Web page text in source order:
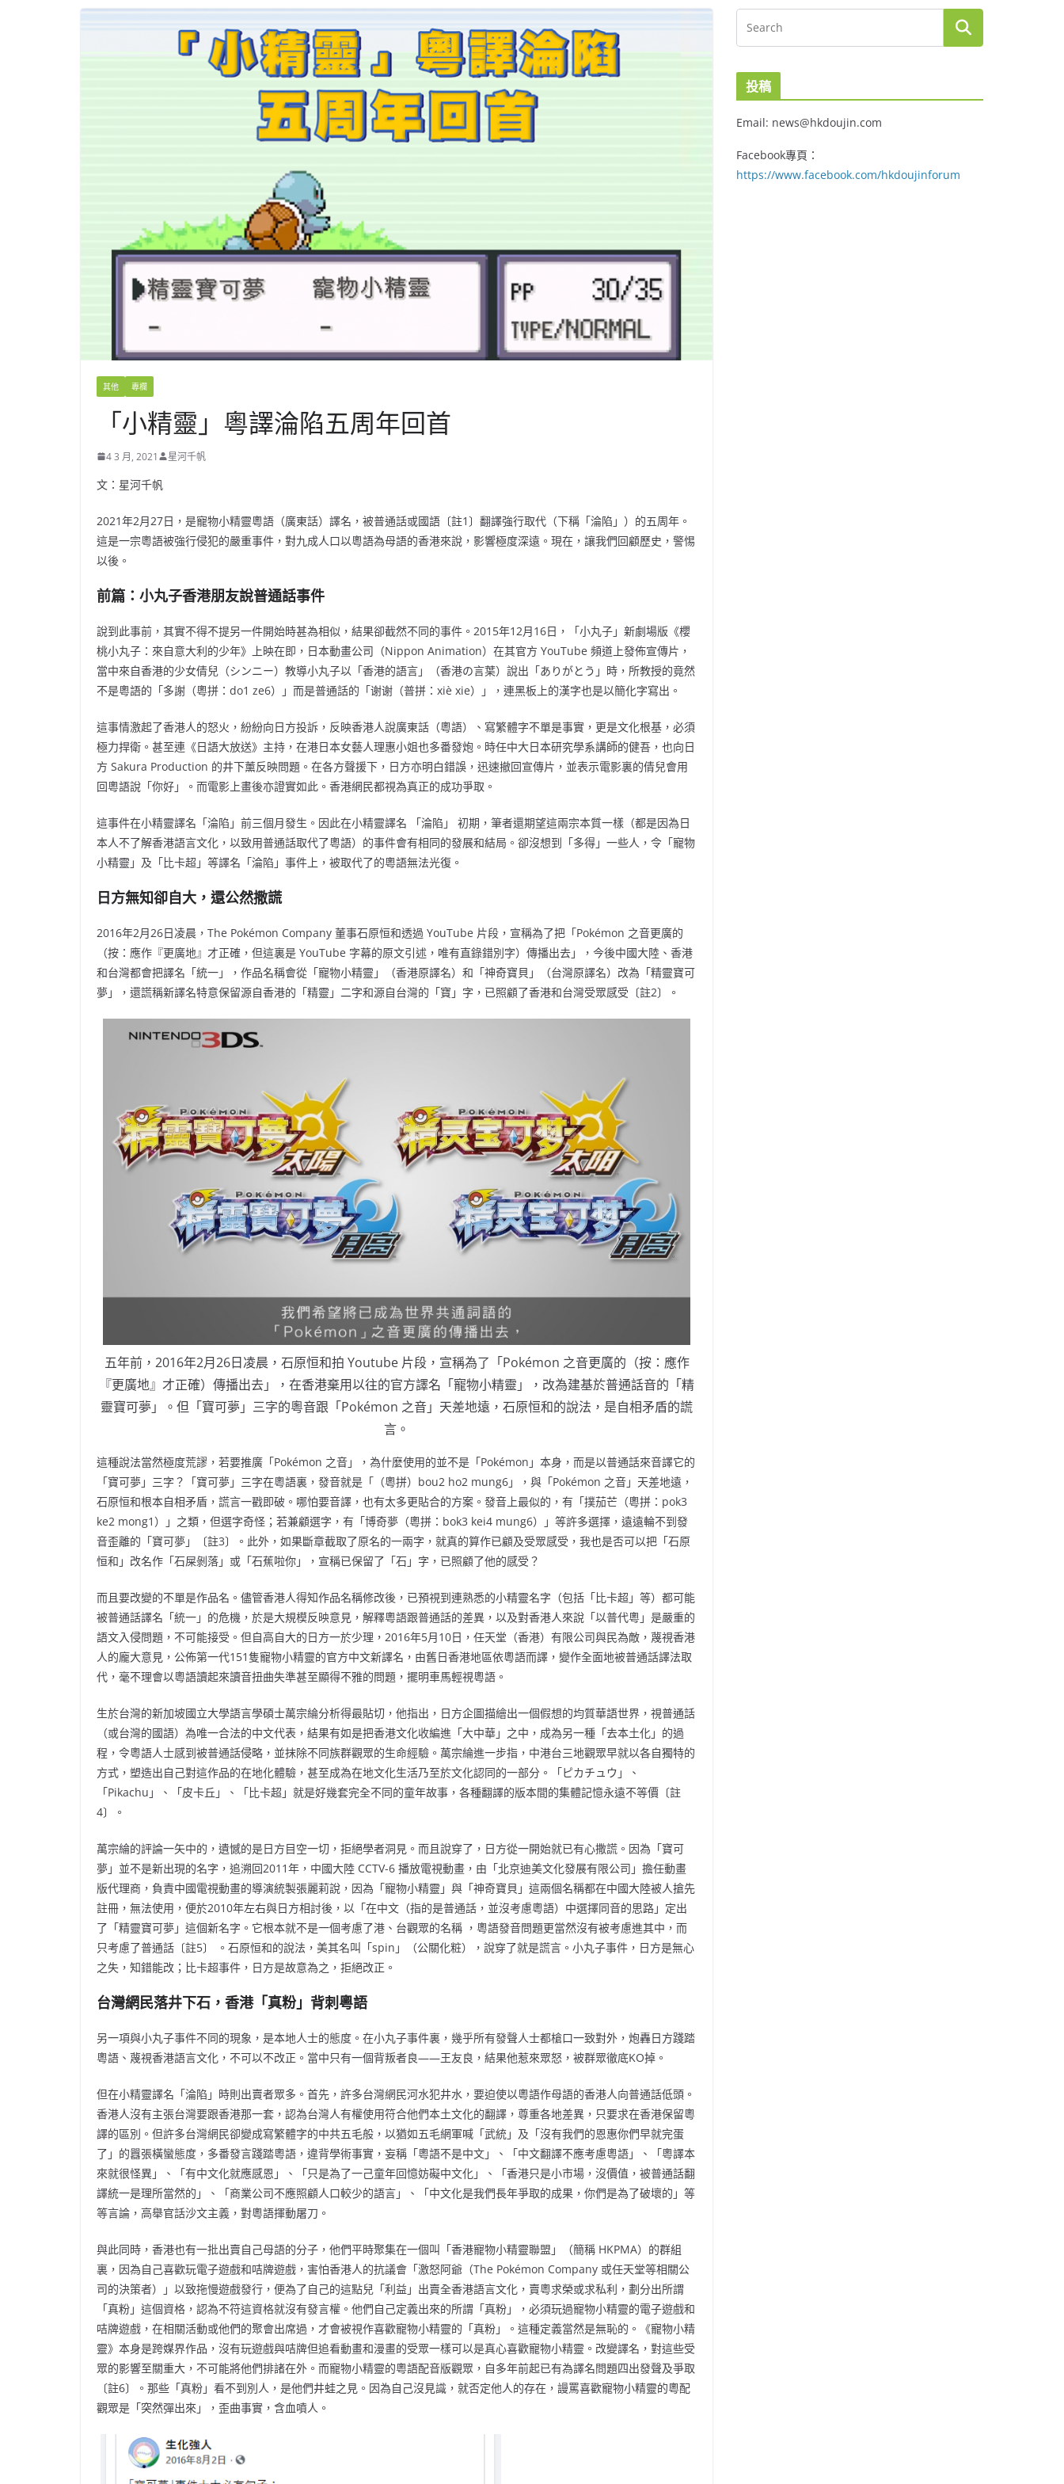
其他 專欄
「小精靈」粵譯淪陷五周年回首
4 3 月, 2021 星河千帆
文：星河千帆
2021年2月27日，是寵物小精靈粵語（廣東話）譯名，被普通話或國語〔註1〕翻譯強行取代（下稱「淪陷」）的五周年。
這是一宗粵語被強行侵犯的嚴重事件，對九成人口以粵語為母語的香港來說，影響極度深遠。現在，讓我們回顧歷史，警惕
以後。
前篇：小丸子香港朋友說普通話事件
說到此事前，其實不得不提另一件開始時甚為相似，結果卻截然不同的事件。2015年12月16日，「小丸子」新劇場版《櫻
桃小丸子：來自意大利的少年》上映在即，日本動畫公司（Nippon Animation）在其官方 YouTube 頻道上發佈宣傳片，
當中來自香港的少女倩兒（シンニー）教導小丸子以「香港的語言」（香港の言葉）說出「ありがとう」時，所教授的竟然
不是粵語的「多謝（粵拼：do1 ze6）」而是普通話的「谢谢（普拼：xiè xie）」，連黑板上的漢字也是以簡化字寫出。
這事情激起了香港人的怒火，紛紛向日方投訴，反映香港人說廣東話（粵語）、寫繁體字不單是事實，更是文化根基，必須
極力捍衛。甚至連《日語大放送》主持，在港日本女藝人理惠小姐也多番發炮。時任中大日本研究學系講師的健吾，也向日
方 Sakura Production 的井下薰反映問題。在各方聲援下，日方亦明白錯誤，迅速撤回宣傳片，並表示電影裏的倩兒會用
回粵語說「你好」。而電影上畫後亦證實如此。香港網民都視為真正的成功爭取。
這事件在小精靈譯名「淪陷」前三個月發生。因此在小精靈譯名 「淪陷」 初期，筆者還期望這兩宗本質一樣（都是因為日
本人不了解香港語言文化，以致用普通話取代了粵語）的事件會有相同的發展和結局。卻沒想到「多得」一些人，令「寵物
小精靈」及「比卡超」等譯名「淪陷」事件上，被取代了的粵語無法光復。
日方無知卻自大，還公然撒謊
2016年2月26日凌晨，The Pokémon Company 董事石原恒和透過 YouTube 片段，宣稱為了把「Pokémon 之音更廣的
（按：應作『更廣地』才正確，但這裏是 YouTube 字幕的原文引述，唯有直錄錯別字）傳播出去」，今後中國大陸、香港
和台灣都會把譯名「統一」，作品名稱會從「寵物小精靈」（香港原譯名）和「神奇寶貝」（台灣原譯名）改為「精靈寶可
夢」，還謊稱新譯名特意保留源自香港的「精靈」二字和源自台灣的「寶」字，已照顧了香港和台灣受眾感受〔註2〕。
五年前，2016年2月26日凌晨，石原恒和拍 Youtube 片段，宣稱為了「Pokémon 之音更廣的（按：應作
『更廣地』才正確）傳播出去」，在香港棄用以往的官方譯名「寵物小精靈」，改為建基於普通話音的「精
靈寶可夢」。但「寶可夢」三字的粵音跟「Pokémon 之音」天差地遠，石原恒和的說法，是自相矛盾的謊
言。
這種說法當然極度荒謬，若要推廣「Pokémon 之音」，為什麼使用的並不是「Pokémon」本身，而是以普通話來音譯它的
「寶可夢」三字？「寶可夢」三字在粵語裏，發音就是「（粵拼）bou2 ho2 mung6」，與「Pokémon 之音」天差地遠，
石原恒和根本自相矛盾，謊言一戳即破。哪怕要音譯，也有太多更貼合的方案。發音上最似的，有「撲茄芒（粵拼：pok3
ke2 mong1）」之類，但選字奇怪；若兼顧選字，有「博奇夢（粵拼：bok3 kei4 mung6）」等許多選擇，遠遠輪不到發
音歪離的「寶可夢」〔註3〕。此外，如果斷章截取了原名的一兩字，就真的算作已顧及受眾感受，我也是否可以把「石原
恒和」改名作「石屎剝落」或「石蕉啦你」，宣稱已保留了「石」字，已照顧了他的感受？
而且要改變的不單是作品名。儘管香港人得知作品名稱修改後，已預視到連熟悉的小精靈名字（包括「比卡超」等）都可能
被普通話譯名「統一」的危機，於是大規模反映意見，解釋粵語跟普通話的差異，以及對香港人來說「以普代粵」是嚴重的
語文入侵問題，不可能接受。但自高自大的日方一於少理，2016年5月10日，任天堂（香港）有限公司與民為敵，蔑視香港
人的龐大意見，公佈第一代151隻寵物小精靈的官方中文新譯名，由舊日香港地區依粵語而譯，變作全面地被普通話譯法取
代，毫不理會以粵語讀起來讀音扭曲失準甚至顯得不雅的問題，擺明車馬輕視粵語。
生於台灣的新加坡國立大學語言學碩士萬宗綸分析得最貼切，他指出，日方企圖描繪出一個假想的均質華語世界，視普通話
（或台灣的國語）為唯一合法的中文代表，結果有如是把香港文化收編進「大中華」之中，成為另一種「去本土化」的過
程，令粵語人士感到被普通話侵略，並抹除不同族群觀眾的生命經驗。萬宗綸進一步指，中港台三地觀眾早就以各自獨特的
方式，塑造出自己對這作品的在地化體驗，甚至成為在地文化生活乃至於文化認同的一部分。「ピカチュウ」、
「Pikachu」、「皮卡丘」、「比卡超」就是好幾套完全不同的童年故事，各種翻譯的版本間的集體記憶永遠不等價〔註
4〕。
萬宗綸的評論一矢中的，遺憾的是日方目空一切，拒絕學者洞見。而且說穿了，日方從一開始就已有心撒謊。因為「寶可
夢」並不是新出現的名字，追溯回2011年，中國大陸 CCTV-6 播放電視動畫，由「北京迪美文化發展有限公司」擔任動畫
版代理商，負責中國電視動畫的導演統製張麗莉說，因為「寵物小精靈」與「神奇寶貝」這兩個名稱都在中國大陸被人搶先
註冊，無法使用，便於2010年左右與日方相討後，以「在中文（指的是普通話，並沒考慮粵語）中選擇同音的思路」定出
了「精靈寶可夢」這個新名字。它根本就不是一個考慮了港、台觀眾的名稱 ，粵語發音問題更當然沒有被考慮進其中，而
只考慮了普通話〔註5〕 。石原恒和的說法，美其名叫「spin」（公關化粧），說穿了就是謊言。小丸子事件，日方是無心
之失，知錯能改；比卡超事件，日方是故意為之，拒絕改正。
台灣網民落井下石，香港「真粉」背刺粵語
另一項與小丸子事件不同的現象，是本地人士的態度。在小丸子事件裏，幾乎所有發聲人士都槍口一致對外，炮轟日方踐踏
粵語、蔑視香港語言文化，不可以不改正。當中只有一個背叛者良——王友良，結果他惹來眾怒，被群眾徹底KO掉。
但在小精靈譯名「淪陷」時則出賣者眾多。首先，許多台灣網民河水犯井水，要迫使以粵語作母語的香港人向普通話低頭。
香港人沒有主張台灣要跟香港那一套，認為台灣人有權使用符合他們本土文化的翻譯，尊重各地差異，只要求在香港保留粵
譯的區別。但許多台灣網民卻變成寫繁體字的中共五毛般，以猶如五毛網軍喊「武統」及「沒有我們的恩惠你們早就完蛋
了」的囂張橫蠻態度，多番發言踐踏粵語，違背學術事實，妄稱「粵語不是中文」、「中文翻譯不應考慮粵語」、「粵譯本
來就很怪異」、「有中文化就應感恩」、「只是為了一己童年回憶妨礙中文化」、「香港只是小市場，沒價值，被普通話翻
譯統一是理所當然的」、「商業公司不應照顧人口較少的語言」、「中文化是我們長年爭取的成果，你們是為了破壞的」等
等言論，高舉官話沙文主義，對粵語揮動屠刀。
與此同時，香港也有一批出賣自己母語的分子，他們平時聚集在一個叫「香港寵物小精靈聯盟」（簡稱 HKPMA）的群組
裏，因為自己喜歡玩電子遊戲和咭牌遊戲，害怕香港人的抗議會「激怒阿爺（The Pokémon Company 或任天堂等相關公
司的決策者）」以致拖慢遊戲發行，便為了自己的這點兒「利益」出賣全香港語言文化，賣粵求榮或求私利，劃分出所謂
「真粉」這個資格，認為不符這資格就沒有發言權。他們自己定義出來的所謂「真粉」，必須玩過寵物小精靈的電子遊戲和
咭牌遊戲，在相關活動或他們的聚會出席過，才會被視作喜歡寵物小精靈的「真粉」。這種定義當然是無恥的。《寵物小精
靈》本身是跨媒界作品，沒有玩遊戲與咭牌但追看動畫和漫畫的受眾一樣可以是真心喜歡寵物小精靈。改變譯名，對這些受
眾的影響至關重大，不可能將他們排諸在外。而寵物小精靈的粵語配音版觀眾，自多年前起已有為譯名問題四出發聲及爭取
〔註6〕。那些「真粉」看不到別人，是他們井蛙之見。因為自己沒見識，就否定他人的存在，謾罵喜歡寵物小精靈的粵配
觀眾是「突然彈出來」，歪曲事實，含血噴人。
投稿
Email: news@hkdoujin.com
Facebook專頁：
https://www.facebook.com/hkdoujinforum